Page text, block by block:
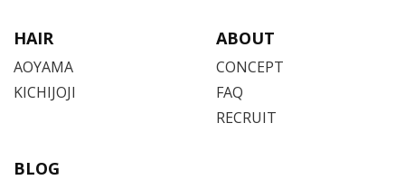
HAIR
AOYAMA
KICHIJOJI
ABOUT
CONCEPT
FAQ
RECRUIT
BLOG